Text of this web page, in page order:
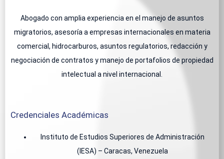
Abogado con amplia experiencia en el manejo de asuntos
migratorios, asesoría a empresas internacionales en materia
comercial, hidrocarburos, asuntos regulatorios, redacción y
negociación de contratos y manejo de portafolios de propiedad
intelectual a nivel internacional.
Credenciales Académicas
Instituto de Estudios Superiores de Administración
(IESA) – Caracas, Venezuela